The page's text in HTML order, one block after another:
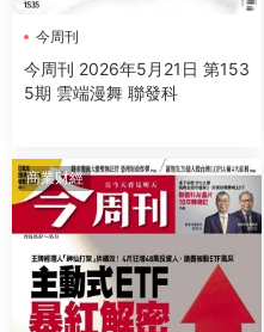
今周刊
今周刊 2026年5月21日 第153
5期 雲端漫舞 聯發科
商業财經